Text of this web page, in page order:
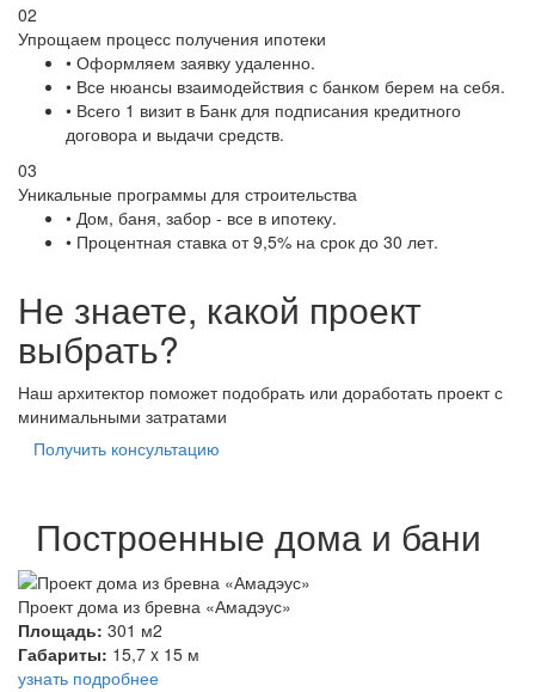
02
Упрощаем процесс получения ипотеки
• Оформляем заявку удаленно.
• Все нюансы взаимодействия с банком берем на себя.
• Всего 1 визит в Банк для подписания кредитного
договора и выдачи средств.
03
Уникальные программы для строительства
• Дом, баня, забор - все в ипотеку.
• Процентная ставка от 9,5% на срок до 30 лет.
Не знаете, какой проект
выбрать?
Наш архитектор поможет подобрать или доработать проект с
минимальными затратами
Получить консультацию
Построенные дома и бани
Проект дома из бревна «Амадэус»
Площадь: 301 м2
Габариты: 15,7 x 15 м
узнать подробнее